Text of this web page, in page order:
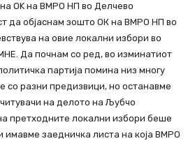
ОK на ВМРО НП во Делчево
да објаснам зошто ОК на ВМРО НП во
на овие локални избори во
Да почнам со ред, во изминатиот
партија помина низ многу
со разни предизвици, но останавме
на делото на Љубчо
претходните локални избори беше
имавме заедничка листа на која ВМРО